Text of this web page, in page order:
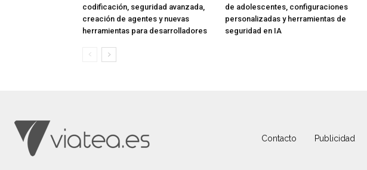
codificación, seguridad avanzada,
creación de agentes y nuevas
herramientas para desarrolladores
de adolescentes, configuraciones
personalizadas y herramientas de
seguridad en IA
Contacto Publicidad